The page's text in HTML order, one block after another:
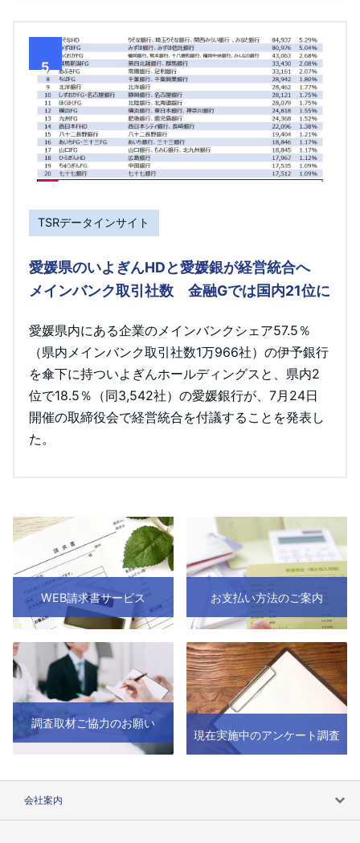
5
TSRデータインサイト
愛媛県のいよぎんHDと愛媛銀が経営統合へ
メインバンク取引社数 金融Gでは国内21位に
愛媛県内にある企業のメインバンクシェア57.5％
（県内メインバンク取引社数1万966社）の伊予銀行
を傘下に持ついよぎんホールディングスと、県内2
位で18.5％（同3,542社）の愛媛銀行が、7月24日
開催の取締役会で経営統合を付議することを発表し
た。
WEB請求書サービス お支払い方法のご案内
調査取材ご協力のお願い
現在実施中のアンケート調査
会社案内